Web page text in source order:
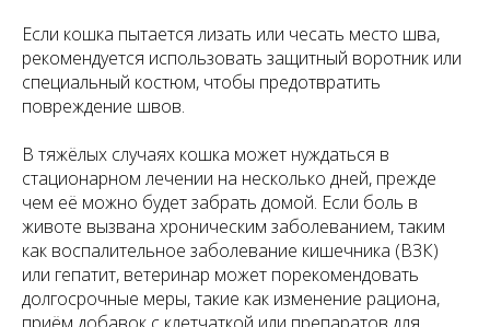
Если кошка пытается лизать или чесать место шва,
рекомендуется использовать защитный воротник или
специальный костюм, чтобы предотвратить
повреждение швов.
В тяжёлых случаях кошка может нуждаться в
стационарном лечении на несколько дней, прежде
чем её можно будет забрать домой. Если боль в
животе вызвана хроническим заболеванием, таким
как воспалительное заболевание кишечника (ВЗК)
или гепатит, ветеринар может порекомендовать
долгосрочные меры, такие как изменение рациона,